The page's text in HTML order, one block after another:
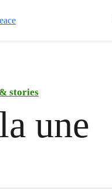
stories
une